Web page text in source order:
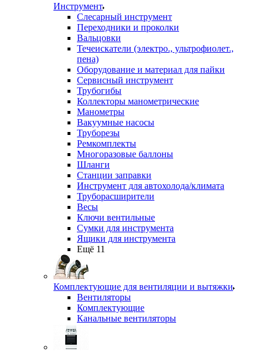
Инструмент
Слесарный инструмент
Переходники и проколки
Вальцовки
Течеискатели (электро., ультрофиолет.,
пена)
Оборудование и материал для пайки
Сервисный инструмент
Трубогибы
Коллекторы манометрические
Манометры
Вакуумные насосы
Труборезы
Ремкомплекты
Многоразовые баллоны
Шланги
Станции заправки
Инструмент для автохолода/климата
Труборасширители
Весы
Ключи вентильные
Сумки для инструмента
Ящики для инструмента
Ещё 11
Комплектующие для вентиляции и вытяжки
Вентиляторы
Комплектующие
Канальные вентиляторы